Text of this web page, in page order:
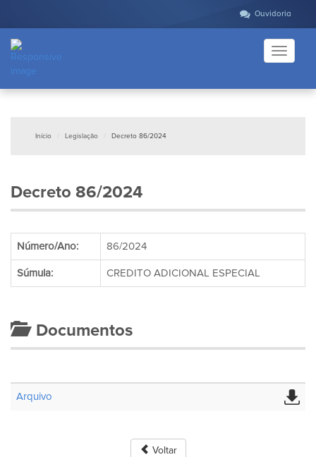
Ouvidoria
Toggle
Início Legislação Decreto 86/2024
Decreto 86/2024
Número/Ano: 86/2024
Súmula: CREDITO ADICIONAL ESPECIAL
Documentos
Arquivo
Voltar